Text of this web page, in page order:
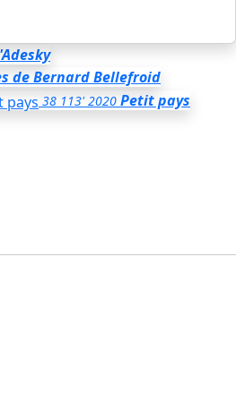
de Bernard Bellefroid
38 113' 2020 Petit pays